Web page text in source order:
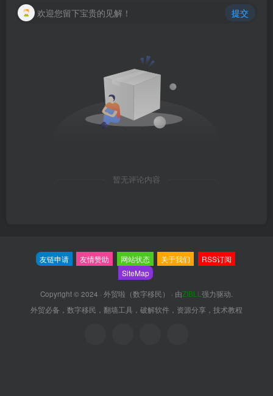
欢迎您留下宝贵的见解！ 提交
暂无评论内容
友链申请 友情赞助 网站状态 关于我们
RSS订阅
SiteMap
Copyright © 2024 · 外贸啦（数字移民） · 由ZIBLL 强力驱动.
外贸必备，数字移民，翻墙工具，破解软件，资源分享，技术教程